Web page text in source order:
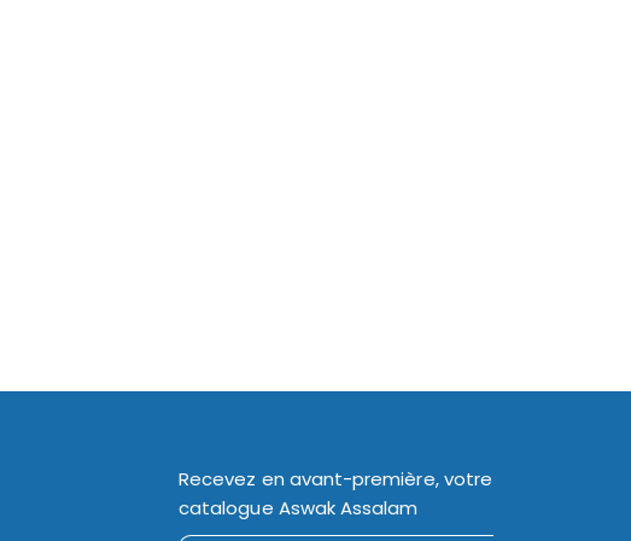
Recevez en avant-première, votre
catalogue Aswak Assalam